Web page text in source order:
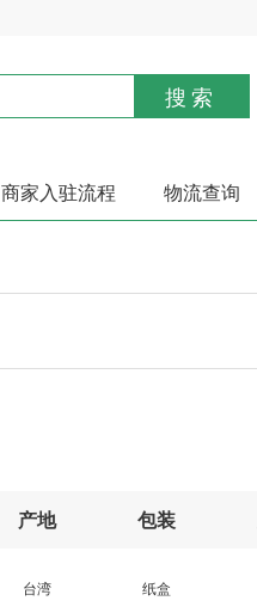
搜索
商家入驻流程 物流查询
产地 包装
台湾 纸盒